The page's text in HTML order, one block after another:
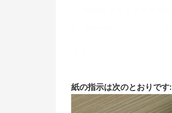
紙の指示は次のとおりです: